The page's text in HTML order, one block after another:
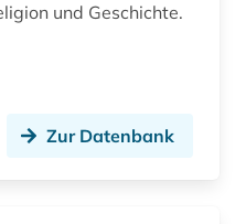
und Geschichte.
Zur Datenbank